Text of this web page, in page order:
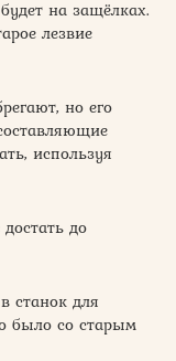
на защёлках.
лезвие
но его
используя
до
станок для
было со старым